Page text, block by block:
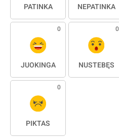
PATINKA NEPATINKA
0
JUOKINGA
0
NUSTEBĘS
0
PIKTAS